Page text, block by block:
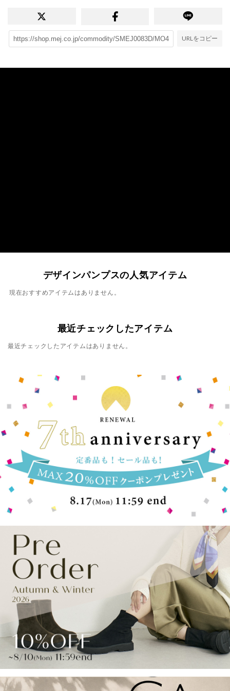
URLをコピー
デザインパンプスの人気アイテム
現在おすすめアイテムはありません。
最近チェックしたアイテム
最近チェックしたアイテムはありません。